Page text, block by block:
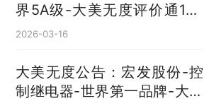
界5A级-大美无度评价通193
国
2026-03-16
大美无度公告：宏发股份-控
制继电器‌-世界第一品牌-大美